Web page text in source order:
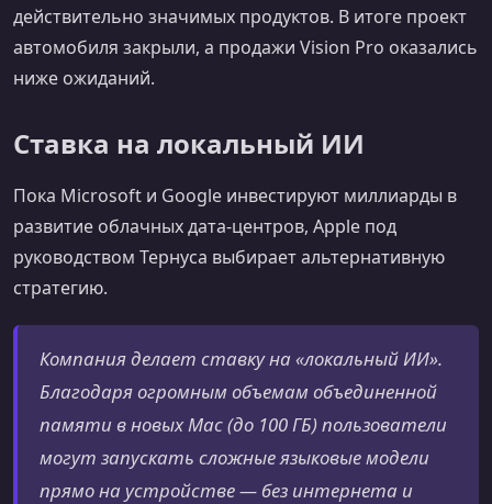
действительно значимых продуктов. В итоге проект
автомобиля закрыли, а продажи Vision Pro оказались
ниже ожиданий.
Ставка на локальный ИИ
Пока Microsoft и Google инвестируют миллиарды в
развитие облачных дата-центров, Apple под
руководством Тернуса выбирает альтернативную
стратегию.
Компания делает ставку на «локальный ИИ».
Благодаря огромным объемам объединенной
памяти в новых Mac (до 100 ГБ) пользователи
могут запускать сложные языковые модели
прямо на устройстве — без интернета и